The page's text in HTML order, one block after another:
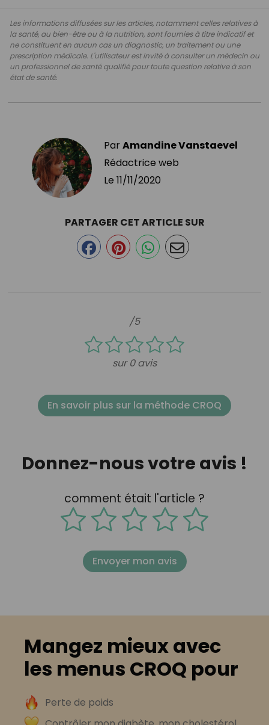
Les informations diffusées sur les articles, notamment celles relatives à
la santé, au bien-être ou à la nutrition, sont fournies à titre indicatif et
ne constituent en aucun cas un diagnostic, un traitement ou une
prescription médicale. L'utilisateur est invité à consulter un médecin ou
un professionnel de santé qualifié pour toute question relative à son
état de santé.
ParAmandine Vanstaevel
Rédactrice web
Le 11/11/2020
/5
sur 0 avis
PARTAGER CET ARTICLE SUR
En savoir plus sur la méthode CROQ
Donnez-nous votre avis !
comment était l'article ?
Envoyer mon avis
Mangez mieux avec
les menus CROQ pour
Perte de poids